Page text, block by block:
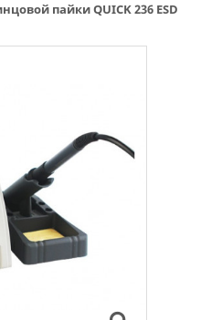
пайки QUICK 236 ESD